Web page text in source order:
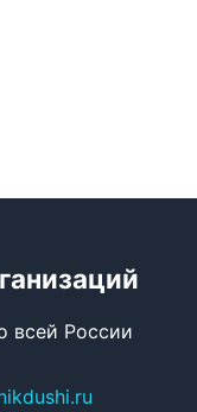
всей России